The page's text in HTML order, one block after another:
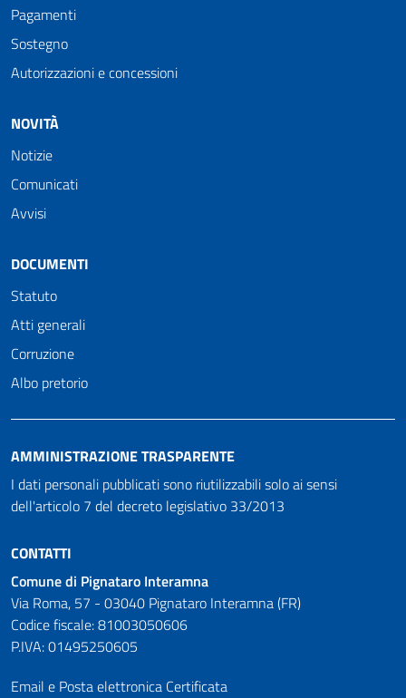
Pagamenti
Sostegno
Autorizzazioni e concessioni
NOVITÀ
Notizie
Comunicati
Avvisi
DOCUMENTI
Statuto
Atti generali
Corruzione
Albo pretorio
AMMINISTRAZIONE TRASPARENTE
I dati personali pubblicati sono riutilizzabili solo ai sensi
dell'articolo 7 del decreto legislativo 33/2013
CONTATTI
Comune di Pignataro Interamna
Via Roma, 57 - 03040 Pignataro Interamna (FR)
Codice fiscale: 81003050606
P.IVA: 01495250605
Email e Posta elettronica Certificata